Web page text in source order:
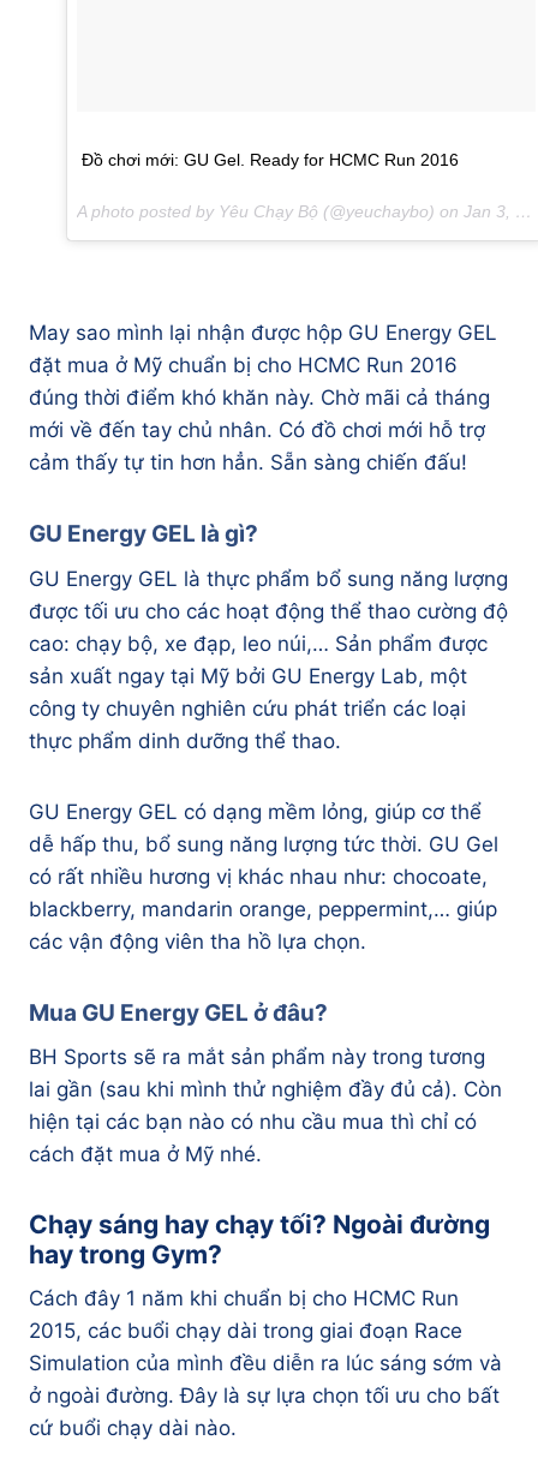
Đồ chơi mới: GU Gel. Ready for HCMC Run 2016
A photo posted by Yêu Chạy Bộ (@yeuchaybo) on Jan 3, 2016 at 7:17am PST
May sao mình lại nhận được hộp GU Energy GEL
đặt mua ở Mỹ chuẩn bị cho HCMC Run 2016
đúng thời điểm khó khăn này. Chờ mãi cả tháng
mới về đến tay chủ nhân. Có đồ chơi mới hỗ trợ
cảm thấy tự tin hơn hẳn. Sẵn sàng chiến đấu!
GU Energy GEL là gì?
GU Energy GEL là thực phẩm bổ sung năng lượng
được tối ưu cho các hoạt động thể thao cường độ
cao: chạy bộ, xe đạp, leo núi,… Sản phẩm được
sản xuất ngay tại Mỹ bởi GU Energy Lab, một
công ty chuyên nghiên cứu phát triển các loại
thực phẩm dinh dưỡng thể thao.
GU Energy GEL có dạng mềm lỏng, giúp cơ thể
dễ hấp thu, bổ sung năng lượng tức thời. GU Gel
có rất nhiều hương vị khác nhau như: chocoate,
blackberry, mandarin orange, peppermint,… giúp
các vận động viên tha hồ lựa chọn.
Mua GU Energy GEL ở đâu?
BH Sports sẽ ra mắt sản phẩm này trong tương
lai gần (sau khi mình thử nghiệm đầy đủ cả). Còn
hiện tại các bạn nào có nhu cầu mua thì chỉ có
cách đặt mua ở Mỹ nhé.
Chạy sáng hay chạy tối? Ngoài đường
hay trong Gym?
Cách đây 1 năm khi chuẩn bị cho HCMC Run
2015, các buổi chạy dài trong giai đoạn Race
Simulation của mình đều diễn ra lúc sáng sớm và
ở ngoài đường. Đây là sự lựa chọn tối ưu cho bất
cứ buổi chạy dài nào.